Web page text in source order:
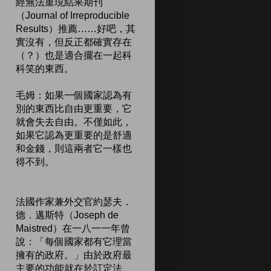
經無法重現結果期刊
（Journal of Irreproducible
Results）推薦……好吧，其
實沒有，但反正都確實存在
（？）也是適合擺在一起科
科笑的東西。
毛姆：如果一個國家認為有
別的東西比自由更重要，它
就會失去自由。不僅如此，
如果它認為更重要的是舒適
和金錢，則這兩者它一樣也
得不到。
法國作家兼外交官約瑟夫．
德．邁斯特（Joseph de
Maistred）在一八一一年曾
說：「每個國家都有它理當
擁有的政府。」由於政府最
主要的功能就在於訂定法